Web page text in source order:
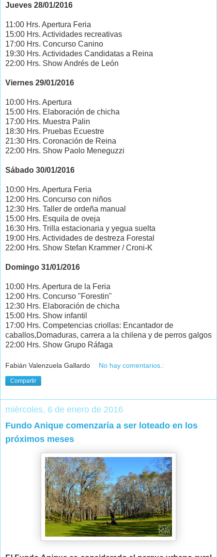
Jueves 28/01/2016
11:00 Hrs. Apertura Feria
15:00 Hrs. Actividades recreativas
17:00 Hrs. Concurso Canino
19:30 Hrs. Actividades Candidatas a Reina
22:00 Hrs. Show Andrés de León
Viernes 29/01/2016
10:00 Hrs. Apertura
15:00 Hrs. Elaboración de chicha
17:00 Hrs. Muestra Palin
18:30 Hrs. Pruebas Ecuestre
21:30 Hrs. Coronación de Reina
22:00 Hrs. Show Paolo Meneguzzi
Sábado 30/01/2016
10:00 Hrs. Apertura Feria
12:00 Hrs. Concurso con niños
12:30 Hrs. Taller de ordeña manual
15:00 Hrs. Esquila de oveja
16:30 Hrs. Trilla estacionaria y yegua suelta
19:00 Hrs. Actividades de destreza Forestal
22:00 Hrs. Show Stefan Krammer / Croni-K
Domingo 31/01/2016
10:00 Hrs. Apertura de la Feria
12:00 Hrs. Concurso "Forestin"
12:30 Hrs. Elaboración de chicha
15:00 Hrs. Show infantil
17:00 Hrs. Competencias criollas: Encantador de
caballos,Domaduras, carrera a la chilena y de perros galgos
22:00 Hrs. Show Grupo Ráfaga
Fabián Valenzuela Gallardo No hay comentarios.:
Compartir
miércoles, 6 de enero de 2016
Fundo Anique comenzaría a ser loteado en los
próximos meses